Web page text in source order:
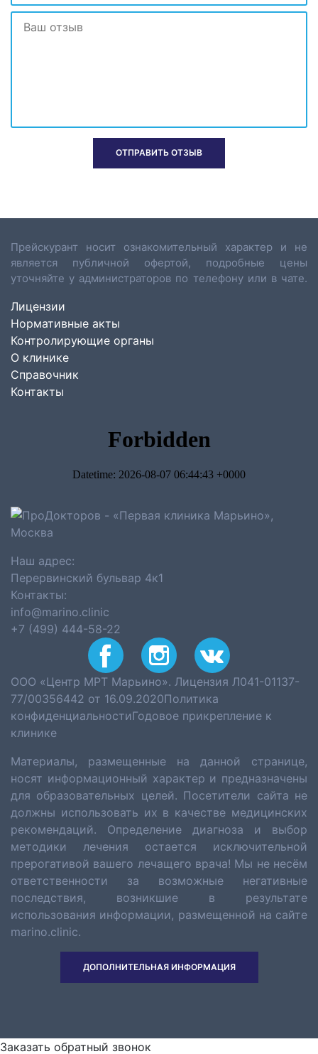
Прейскурант носит ознакомительный характер и не
является публичной офертой, подробные цены
уточняйте у администраторов по телефону или в чате.
Лицензии
Нормативные акты
Контролирующие органы
О клинике
Справочник
Контакты
Наш адрес:
Перервинский бульвар 4к1
Контакты:
info@marino.clinic
+7 (499) 444-58-22
ООО «Центр МРТ Марьино». Лицензия Л041-01137-
77/00356442 от 16.09.2020Политика
конфиденциальностиГодовое прикрепление к
клинике
Материалы, размещенные на данной странице,
носят информационный характер и предназначены
для образовательных целей. Посетители сайта не
должны использовать их в качестве медицинских
рекомендаций. Определение диагноза и выбор
методики лечения остается исключительной
прерогативой вашего лечащего врача! Мы не несём
ответственности за возможные негативные
последствия, возникшие в результате
использования информации, размещенной на сайте
marino.clinic.
ДОПОЛНИТЕЛЬНАЯ ИНФОРМАЦИЯ
Заказать обратный звонок